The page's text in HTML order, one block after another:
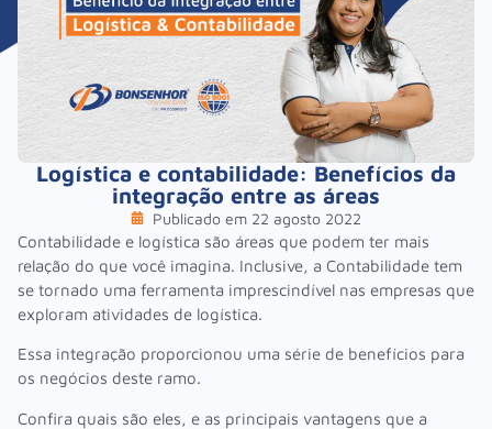
Logística e contabilidade: Benefícios da
integração entre as áreas
Publicado em 22 agosto 2022
Contabilidade e logística são áreas que podem ter mais
relação do que você imagina. Inclusive, a Contabilidade tem
se tornado uma ferramenta imprescindível nas empresas que
exploram atividades de logística.
Essa integração proporcionou uma série de benefícios para
os negócios deste ramo.
Confira quais são eles, e as principais vantagens que a